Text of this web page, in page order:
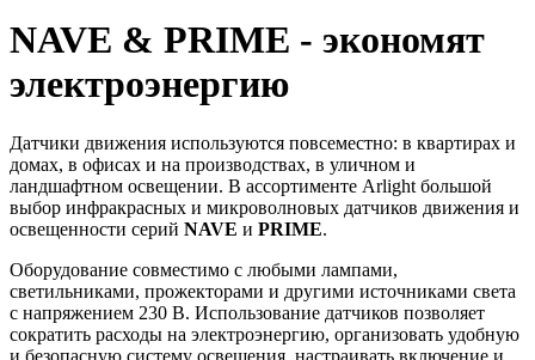
NAVE & PRIME - экономят
электроэнергию
Датчики движения используются повсеместно: в квартирах и
домах, в офисах и на производствах, в уличном и
ландшафтном освещении. В ассортименте Arlight большой
выбор инфракрасных и микроволновых датчиков движения и
освещенности серий NAVE и PRIME.
Оборудование совместимо с любыми лампами,
светильниками, прожекторами и другими источниками света
с напряжением 230 В. Использование датчиков позволяет
сократить расходы на электроэнергию, организовать удобную
и безопасную систему освещения, настраивать включение и